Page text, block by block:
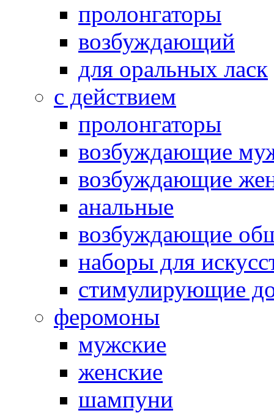
пролонгаторы
возбуждающий
для оральных ласк
с действием
пролонгаторы
возбуждающие
возбуждающие
анальные
возбуждающие
наборы для
стимулирующие
феромоны
мужские
женские
шампуни